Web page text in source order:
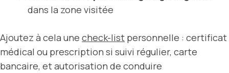
dans la zone visitée
Ajoutez à cela une check-list personnelle : certificat
médical ou prescription si suivi régulier, carte
bancaire, et autorisation de conduire